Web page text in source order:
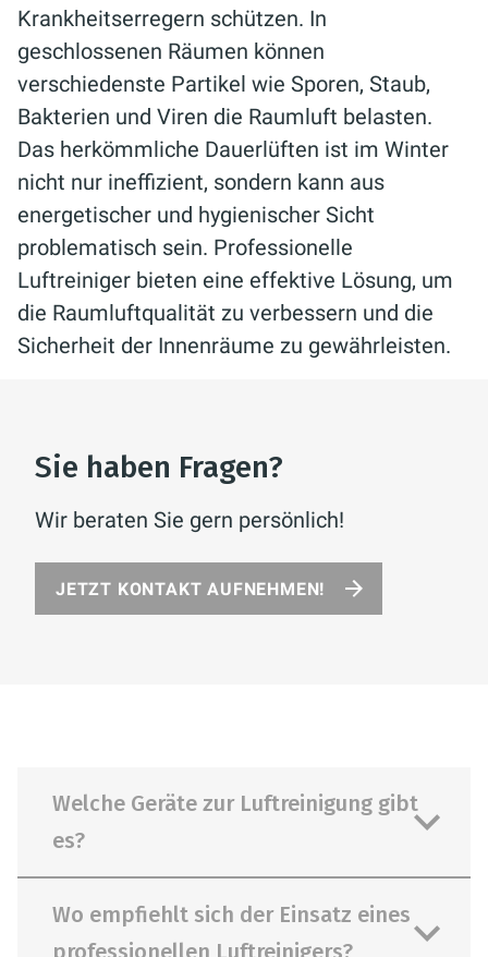
Krankheitserregern schützen. In
geschlossenen Räumen können
verschiedenste Partikel wie Sporen, Staub,
Bakterien und Viren die Raumluft belasten.
Das herkömmliche Dauerlüften ist im Winter
nicht nur ineffizient, sondern kann aus
energetischer und hygienischer Sicht
problematisch sein. Professionelle
Luftreiniger bieten eine effektive Lösung, um
die Raumluftqualität zu verbessern und die
Sicherheit der Innenräume zu gewährleisten.
Sie haben Fragen?
Wir beraten Sie gern persönlich!
JETZT KONTAKT AUFNEHMEN!
Welche Geräte zur Luftreinigung gibt
es?
Wo empfiehlt sich der Einsatz eines
professionellen Luftreinigers?